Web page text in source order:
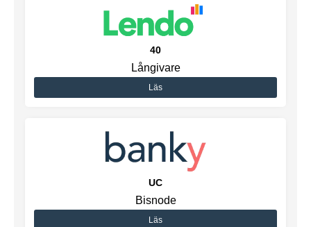
40
Långivare
Läs
UC
Bisnode
Läs